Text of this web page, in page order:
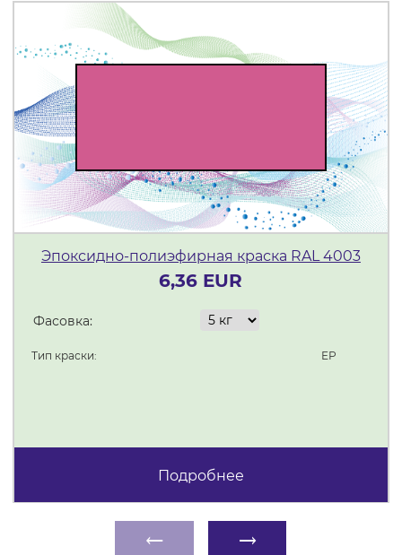
Эпоксидно-полиэфирная краска RAL 4003
6,36 EUR
Фасовка:
Тип краски: ЕР
Подробнее
← →